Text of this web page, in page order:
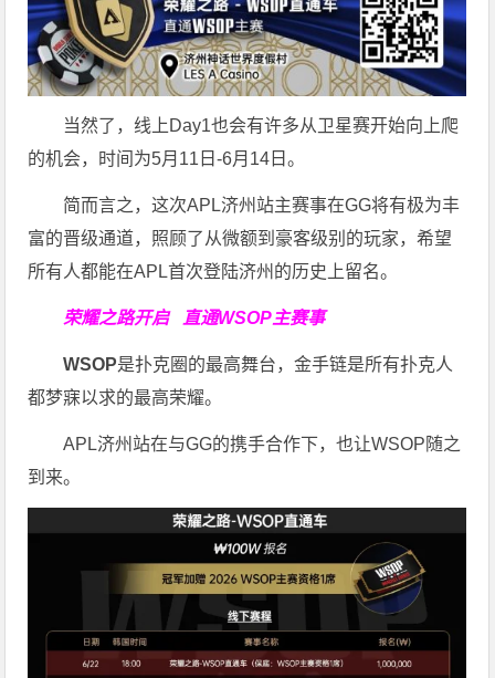
当然了，线上Day1也会有许多从卫星赛开始向上爬
的机会，时间为5月11日-6月14日。
简而言之，这次APL济州站主赛事在GG将有极为丰
富的晋级通道，照顾了从微额到豪客级别的玩家，希望
所有人都能在APL首次登陆济州的历史上留名。
荣耀之路开启 直通WSOP主赛事
WSOP是扑克圈的最高舞台，金手链是所有扑克人
都梦寐以求的最高荣耀。
APL济州站在与GG的携手合作下，也让WSOP随之
到来。